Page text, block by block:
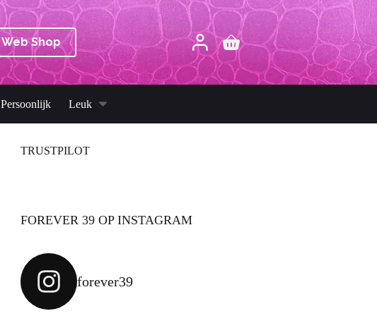
Web Shop Winkelwagen
Persoonlijk Leuk
TRUSTPILOT
FOREVER 39 OP INSTAGRAM
forever39